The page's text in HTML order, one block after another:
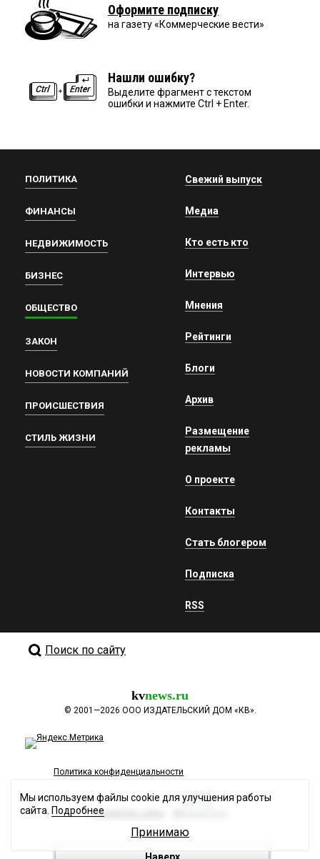
Оформите подписку
на газету «Коммерческие вести»
Нашли ошибку?
Выделите фрагмент с текстом
ошибки и нажмите Ctrl + Enter.
ПОЛИТИКА
ФИНАНСЫ
НЕДВИЖИМОСТЬ
БИЗНЕС
ОБЩЕСТВО
ЗАКОН
НОВОСТИ КОМПАНИЙ
ПРОИСШЕСТВИЯ
СТИЛЬ ЖИЗНИ
Свежий выпуск
Медиа
Кто есть кто
Интервью
Мнения
Рейтинги
Блоги
Архив
Размещение
рекламы
О проекте
Контакты
Стать блогером
Подписка
RSS
Поиск по сайту
kvnews.ru
© 2001—2026 ООО ИЗДАТЕЛЬСКИЙ ДОМ «КВ».
Политика конфиденциальности
Разработка сайта
Мы используем файлы cookie для улучшения работы
сайта. Подробнее
Принимаю